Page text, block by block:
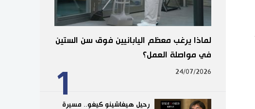
1
لماذا يرغب معظم اليابانيين فوق سن الستين
في مواصلة العمل؟
24/07/2026
رحيل هيغاشينو كيغو.. مسيرة